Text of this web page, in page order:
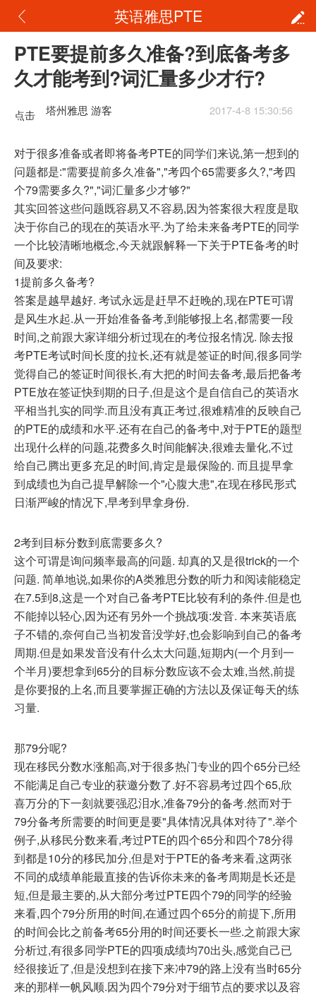
英语雅思PTE
PTE要提前多久准备?到底备考多
久才能考到?词汇量多少才行?
点击
重新
加载
塔州雅思 游客 2017-4-8 15:30:56
对于很多准备或者即将备考PTE的同学们来说,第一想到的
问题都是:"需要提前多久准备","考四个65需要多久?,"考四
个79需要多久?","词汇量多少才够?"
其实回答这些问题既容易又不容易,因为答案很大程度是取
决于你自己的现在的英语水平.为了给未来备考PTE的同学
一个比较清晰地概念,今天就跟解释一下关于PTE备考的时
间及要求:
1提前多久备考?
答案是越早越好. 考试永远是赶早不赶晚的,现在PTE可谓
是风生水起.从一开始准备备考,到能够报上名,都需要一段
时间,之前跟大家详细分析过现在的考位报名情况. 除去报
考PTE考试时间长度的拉长,还有就是签证的时间,很多同学
觉得自己的签证时间很长,有大把的时间去备考,最后把备考
PTE放在签证快到期的日子,但是这个是自信自己的英语水
平相当扎实的同学.而且没有真正考过,很难精准的反映自己
的PTE的成绩和水平.还有在自己的备考中,对于PTE的题型
出现什么样的问题,花费多久时间能解决,很难去量化,不过
给自己腾出更多充足的时间,肯定是最保险的. 而且提早拿
到成绩也为自己提早解除一个"心腹大患",在现在移民形式
日渐严峻的情况下,早考到早拿身份.
2考到目标分数到底需要多久?
这个可谓是询问频率最高的问题. 却真的又是很trick的一个
问题. 简单地说,如果你的A类雅思分数的听力和阅读能稳定
在7.5到8,这是一个对自己备考PTE比较有利的条件.但是也
不能掉以轻心,因为还有另外一个挑战项:发音. 本来英语底
子不错的,奈何自己当初发音没学好,也会影响到自己的备考
周期.但是如果发音没有什么太大问题,短期内(一个月到一
个半月)要想拿到65分的目标分数应该不会太难,当然,前提
是你要报的上名,而且要掌握正确的方法以及保证每天的练
习量.
那79分呢?
现在移民分数水涨船高,对于很多热门专业的四个65分已经
不能满足自己专业的获邀分数了.好不容易考过四个65,欣
喜万分的下一刻就要强忍泪水,准备79分的备考.然而对于
79分备考所需要的时间更是要"具体情况具体对待了".举个
例子,从移民分数来看,考过PTE的四个65分和四个78分得
到都是10分的移民加分,但是对于PTE的备考来看,这两张
不同的成绩单能最直接的告诉你未来的备考周期是长还是
短,但是最主要的,从大部分考过PTE四个79的同学的经验
来看,四个79分所用的时间,在通过四个65分的前提下,所用
的时间会比之前备考65分用的时间还要长一些.之前跟大家
分析过,有很多同学PTE的四项成绩均70出头,感觉自己已
经很接近了,但是没想到在接下来冲79的路上没有当时65分
来的那样一帆风顺.因为四个79分对于细节点的要求以及容